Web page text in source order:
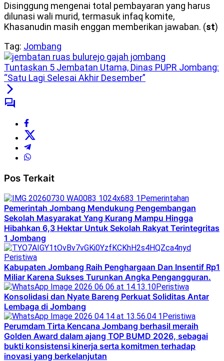
Disinggung mengenai total pembayaran yang harus
dilunasi wali murid, termasuk infaq komite,
Khasanudin masih enggan memberikan jawaban. (st)
Tag: Jombang
Tuntaskan 5 Jembatan Utama, Dinas PUPR Jombang:
“Satu Lagi Selesai Akhir Desember”
Pos Terkait
Pemerintahan
Pemerintah Jombang Mendukung Pengembangan
Sekolah Masyarakat Yang Kurang Mampu Hingga
Hibahkan 6,3 Hektar Untuk Sekolah Rakyat Terintegritas
1 Jombang
Peristiwa
Kabupaten Jombang Raih Penghargaan Dan Insentif Rp1
Miliar Karena Sukses Turunkan Angka Pengangguran.
Peristiwa
Konsolidasi dan Nyate Bareng Perkuat Soliditas Antar
Lembaga di Jombang
Peristiwa
Perumdam Tirta Kencana Jombang berhasil meraih
Golden Award dalam ajang TOP BUMD 2026, sebagai
bukti konsistensi kinerja serta komitmen terhadap
inovasi yang berkelanjutan